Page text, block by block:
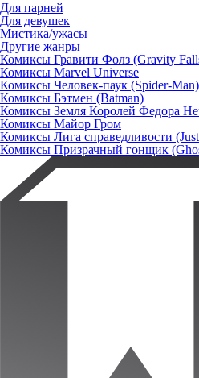
Для парней
Для девушек
Мистика/ужасы
Другие жанры
Комиксы Гравити Фолз (Gravity
Комиксы Marvel Universe
Комиксы Человек-паук (Spider-Man)
Комиксы Бэтмен (Batman)
Комиксы Земля Королей Федора
Комиксы Майор Гром
Комиксы Лига справедливости
Комиксы Призрачный гонщик